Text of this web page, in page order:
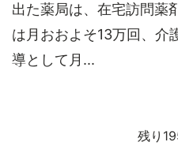
出た薬局は、在宅訪問薬
は月おおよそ13万回、介
導として月...
残り